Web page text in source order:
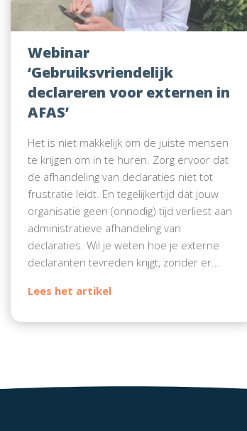
Webinar
‘Gebruiksvriendelijk
declareren voor externen in
AFAS’
Het is niet makkelijk om de juiste mensen
te krijgen om in te huren. Zorg ervoor dat
de afhandeling van declaraties niet tot
frustratie leidt. En tegelijkertijd dat jouw
organisatie geen (onnodig) tijd verliest aan
administratieve afhandeling van
declaraties. Wil je weten hoe je externe
declaranten tevreden krijgt, zonder er…